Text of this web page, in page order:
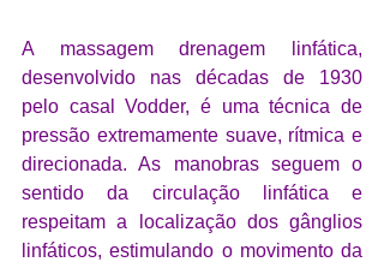
A massagem drenagem linfática,
desenvolvido nas décadas de 1930
pelo casal Vodder, é uma técnica de
pressão extremamente suave, rítmica e
direcionada. As manobras seguem o
sentido da circulação linfática e
respeitam a localização dos gânglios
linfáticos, estimulando o movimento da